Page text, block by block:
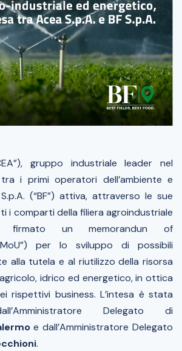
gruppo industriale leader nel
i primi operatori dell’ambiente e
(“BF”) attiva, attraverso le sue
i comparti della filiera agroindustriale
firmato unmemorandun of
per lo sviluppo di possibili
alla tutela e al riutilizzo della risorsa
idrico ed energetico, in ottica
rispettivi business. L’intesa è stata
Delegato di
e dall’Amministratore Delegato
.